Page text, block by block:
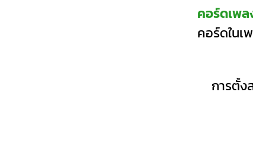
คอร์ดเพ
คอร์ดใน
การตั้ง